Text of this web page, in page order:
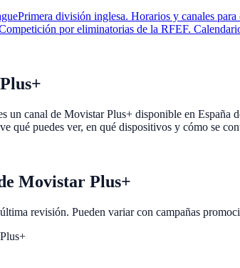
Primera división inglesa. Horarios y canales
por eliminatorias de la RFEF.
un canal de Movistar Plus+ disponible en España
qué puedes ver, en qué dispositivos y cómo se
Movistar Plus+
revisión. Pueden variar con campañas